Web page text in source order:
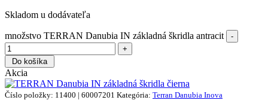
Skladom u dodávateľa
množstvo TERRAN Danubia IN základná škridla antracit
Do košíka
Akcia
Číslo položky: 11400 | 60007201 Kategória: Terran Danubia Inova